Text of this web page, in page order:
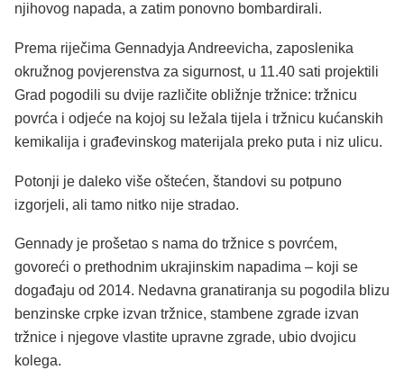
njihovog napada, a zatim ponovno bombardirali.
Prema riječima Gennadyja Andreevicha, zaposlenika
okružnog povjerenstva za sigurnost, u 11.40 sati projektili
Grad pogodili su dvije različite obližnje tržnice: tržnicu
povrća i odjeće na kojoj su ležala tijela i tržnicu kućanskih
kemikalija i građevinskog materijala preko puta i niz ulicu.
Potonji je daleko više oštećen, štandovi su potpuno
izgorjeli, ali tamo nitko nije stradao.
Gennady je prošetao s nama do tržnice s povrćem,
govoreći o prethodnim ukrajinskim napadima – koji se
događaju od 2014. Nedavna granatiranja su pogodila blizu
benzinske crpke izvan tržnice, stambene zgrade izvan
tržnice i njegove vlastite upravne zgrade, ubio dvojicu
kolega.